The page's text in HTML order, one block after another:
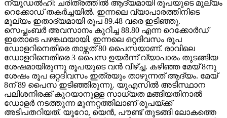
ഇതോടെ പഴങ്കഥയായി. ഇന്നലെ ഒറ്റദിവസം രൂപ
ഡോളറിനെതിരെ താഴ്ന്നത് 80 പൈസയാണ്. രാവിലെ
ഡോളറിനെതിരെ 3 പൈസ ഉയര്‍ന്ന് വ്യാപാരം തുടങ്ങിയ
ശേഷമായിരുന്നു രൂപയുടെ വന്‍ വീഴ്ച്ച. കഴിഞ്ഞ മേയ് 8നു
ശേഷം രൂപ ഒറ്റദിവസം ഇത്രയും താഴുന്നത് ആദ്യം. മേയ്
8ന് 89 പൈസ ഇടിഞ്ഞിരുന്നു. യുഎസില്‍ അടിസ്ഥാന
പലിശനിരക്ക് കുറയാനുള്ള സാധ്യത മങ്ങിയതിനാല്‍
ഡോളര്‍ നടത്തുന്ന മുന്നറ്റത്തിലാണ് രൂപയ്ക്ക്
അടിപതറിയത്. യൂറോ, യെന്‍, പൗണ്ട് തുടങ്ങി ലോകത്തെ
ആറ് പ്രധാന കറന്‍സികള്‍ക്കെതിരായ യു.എസ് ഡോളര്‍
ഇന്‍ഡക്‌സ് ഏതാനും ദിവസങ്ങള്‍ക്ക് മുമ്പുവരെ 98ല്‍
ആയിരുന്നത് ഇപ്പോള്‍ 100ന് മുകളിലെത്തി.
കേന്ദ്രബാങ്കായ യുഎസ് ഫെഡറല്‍ റിസര്‍വ്